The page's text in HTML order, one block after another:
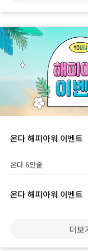
피코토닝
온다 해피아워 이벤트
온다 6만줄
온다 해피아워 이벤트
더보